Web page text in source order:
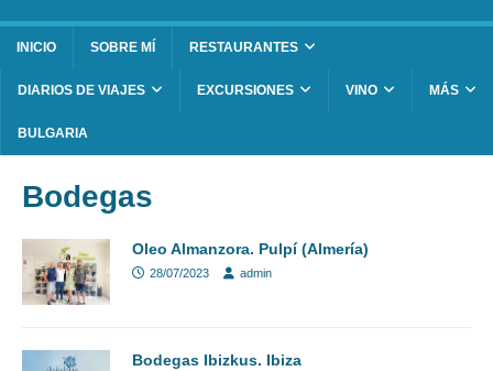
INICIO SOBRE MÍ RESTAURANTES
DIARIOS DE VIAJES EXCURSIONES VINO MÁS
BULGARIA
Bodegas
Oleo Almanzora. Pulpí (Almería)
28/07/2023 admin
Bodegas Ibizkus. Ibiza